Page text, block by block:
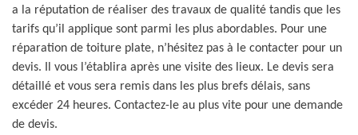
a la réputation de réaliser des travaux de qualité tandis que les
tarifs qu’il applique sont parmi les plus abordables. Pour une
réparation de toiture plate, n’hésitez pas à le contacter pour un
devis. Il vous l’établira après une visite des lieux. Le devis sera
détaillé et vous sera remis dans les plus brefs délais, sans
excéder 24 heures. Contactez-le au plus vite pour une demande
de devis.